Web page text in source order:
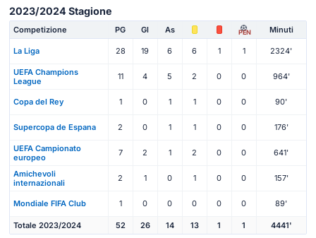
2023/2024 Stagione
Competizione PG Gl As PEN Minuti
La Liga 28 19 6 6 1 1 2324'
UEFA Champions
League
11 4 5 2 0 0 964'
Copa del Rey 1 0 1 1 0 0 90'
Supercopa de Espana 2 0 1 1 0 0 176'
UEFA Campionato
europeo
7 2 1 2 0 0 641'
Amichevoli
internazionali
2 1 0 1 0 0 157'
Mondiale FIFA Club 1 0 0 0 0 0 89'
Totale 2023/2024 52 26 14 13 1 1 4441'